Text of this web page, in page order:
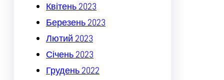
Квітень 2023
Березень 2023
Лютий 2023
Січень 2023
Грудень 2022